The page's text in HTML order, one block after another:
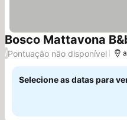
Bosco Mattavona
/Pontuação não disponível
Selecione as datas para